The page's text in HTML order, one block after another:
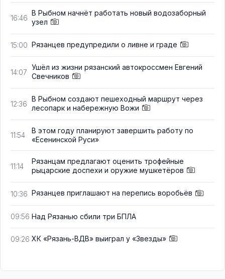
16:46
В Рыбном начнёт работать новый водозаборный
узел
15:00 Рязанцев предупредили о ливне и граде
14:07
Ушёл из жизни рязанский автокроссмен Евгений
Свечников
12:36
В Рыбном создают пешеходный маршрут через
лесопарк и набережную Вожи
11:54
В этом году планируют завершить работу по
«Есенинской Руси»
11:14
Рязанцам предлагают оценить трофейные
рыцарские доспехи и оружие мушкетёров
10:36 Рязанцев приглашают на перепись воробьёв
09:56 Над Рязанью сбили три БПЛА
09:26 ХК «Рязань-ВДВ» выиграл у «Звезды»